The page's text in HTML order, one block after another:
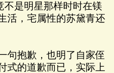
不是明星那样时时在镁
活，宅属性的苏黛青还
句抱歉，也明了自家侄
式的道歉而已，实际上